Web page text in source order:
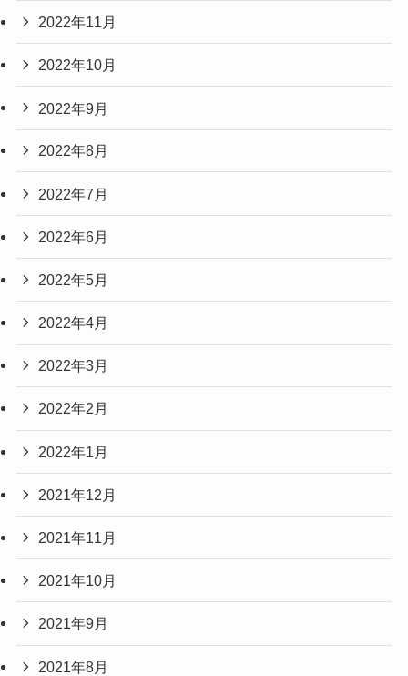
2022年11月
2022年10月
2022年9月
2022年8月
2022年7月
2022年6月
2022年5月
2022年4月
2022年3月
2022年2月
2022年1月
2021年12月
2021年11月
2021年10月
2021年9月
2021年8月